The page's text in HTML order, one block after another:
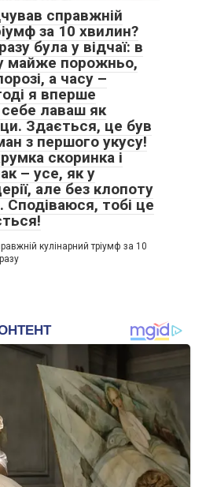
справжній
за 10 хвилин?
була у відчаї: в
майже порожньо,
а часу –
я вперше
лаваш як
Здається, це був
з першого укусу!
скоринка і
– усе, як у
але без клопоту
Сподіваюся, тобі це
кулінарний тріумф за 10